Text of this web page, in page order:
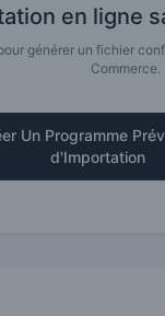
en ligne
générer un fichier
Commerce.
Un Programme
d'Importation